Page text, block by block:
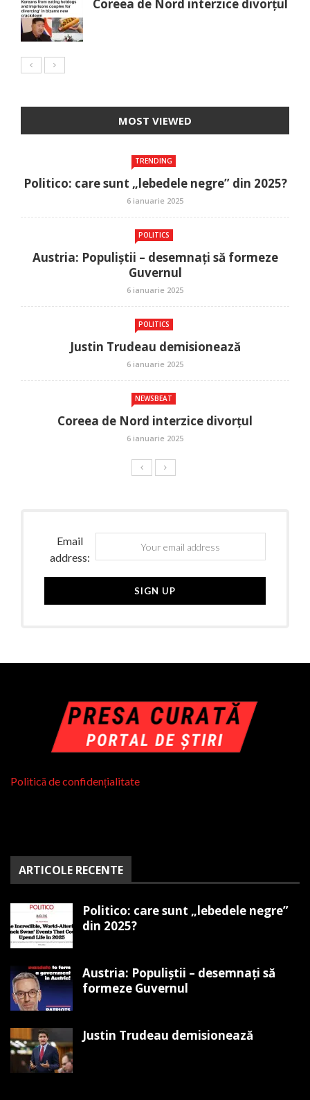
Coreea de Nord interzice divorțul
MOST VIEWED
TRENDING
Politico: care sunt „lebedele negre” din 2025?
6 ianuarie 2025
POLITICS
Austria: Populiștii – desemnați să formeze
Guvernul
6 ianuarie 2025
POLITICS
Justin Trudeau demisionează
6 ianuarie 2025
NEWSBEAT
Coreea de Nord interzice divorțul
6 ianuarie 2025
Email
address:
Politică de confidențialitate
ARTICOLE RECENTE
Politico: care sunt „lebedele negre”
din 2025?
Austria: Populiștii – desemnați să
formeze Guvernul
Justin Trudeau demisionează